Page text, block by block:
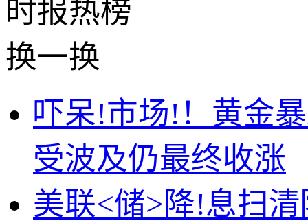
时报热榜
换一换
吓呆!市场!！黄金
受波及仍最终收涨
美联<储>降!息扫